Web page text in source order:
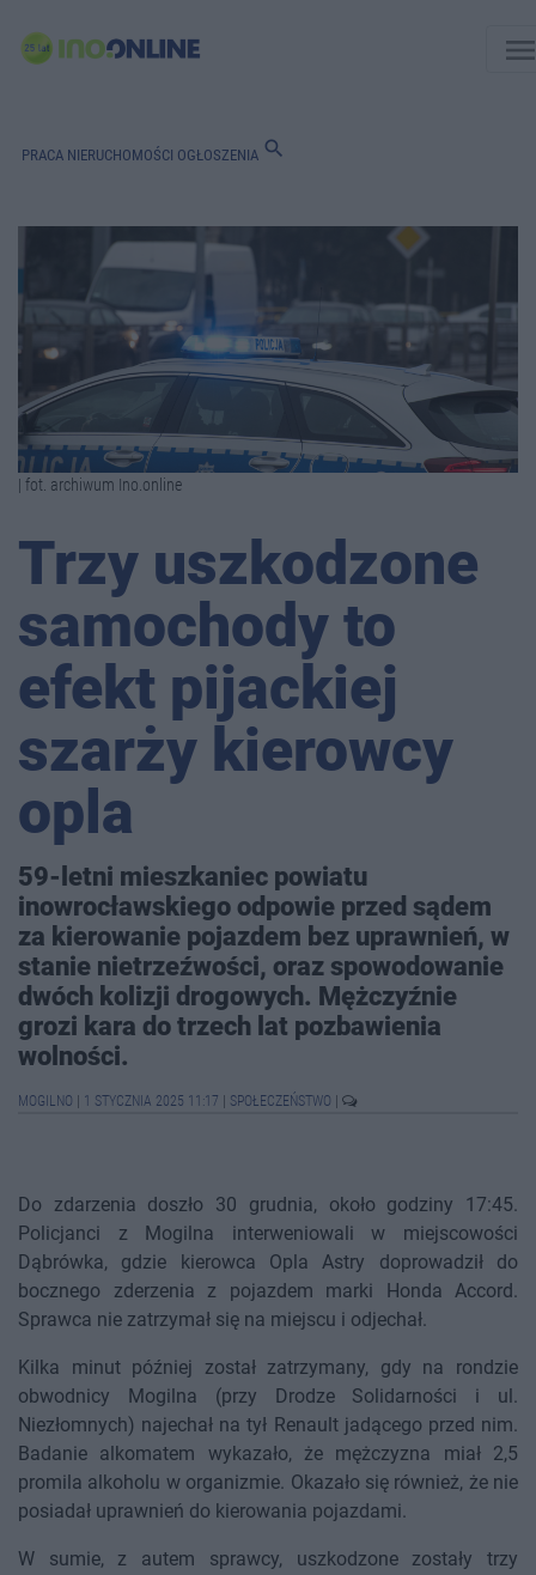
PRACA NIERUCHOMOŚCI OGŁOSZENIA search
| fot. archiwum Ino.online
Trzy uszkodzone
samochody to
efekt pijackiej
szarży kierowcy
opla
59-letni mieszkaniec powiatu
inowrocławskiego odpowie przed sądem
za kierowanie pojazdem bez uprawnień, w
stanie nietrzeźwości, oraz spowodowanie
dwóch kolizji drogowych. Mężczyźnie
grozi kara do trzech lat pozbawienia
wolności.
MOGILNO 1 STYCZNIA 2025 11:17 SPOŁECZEŃSTWO
Do zdarzenia doszło 30 grudnia, około godziny 17:45.
Policjanci z Mogilna interweniowali w miejscowości
Dąbrówka, gdzie kierowca Opla Astry doprowadził do
bocznego zderzenia z pojazdem marki Honda Accord.
Sprawca nie zatrzymał się na miejscu i odjechał.
Kilka minut później został zatrzymany, gdy na rondzie
obwodnicy Mogilna (przy Drodze Solidarności i ul.
Niezłomnych) najechał na tył Renault jadącego przed nim.
Badanie alkomatem wykazało, że mężczyzna miał 2,5
promila alkoholu w organizmie. Okazało się również, że nie
posiadał uprawnień do kierowania pojazdami.
W sumie, z autem sprawcy, uszkodzone zostały trzy